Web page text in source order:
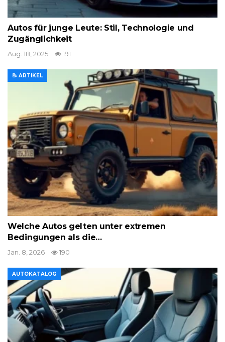
Autos für junge Leute: Stil, Technologie und
Zugänglichkeit
Aug. 18, 2025 191
📝 ARTIKEL
Welche Autos gelten unter extremen
Bedingungen als die…
Jan. 8, 2026 190
AUTOKATALOG